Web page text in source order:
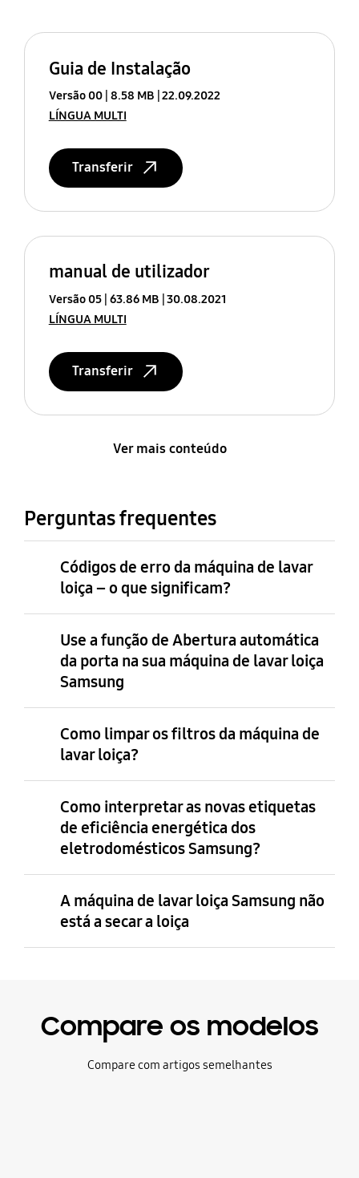
Guia de Instalação
Versão 00 8.58 MB 22.09.2022
LÍNGUA MULTI
Transferir
manual de utilizador
Versão 05 63.86 MB 30.08.2021
LÍNGUA MULTI
Transferir
Ver mais conteúdo
Perguntas frequentes
Códigos de erro da máquina de lavar
loiça – o que significam?
Use a função de Abertura automática
da porta na sua máquina de lavar loiça
Samsung
Como limpar os filtros da máquina de
lavar loiça?
Como interpretar as novas etiquetas
de eficiência energética dos
eletrodomésticos Samsung?
A máquina de lavar loiça Samsung não
está a secar a loiça
Compare os modelos
Compare com artigos semelhantes